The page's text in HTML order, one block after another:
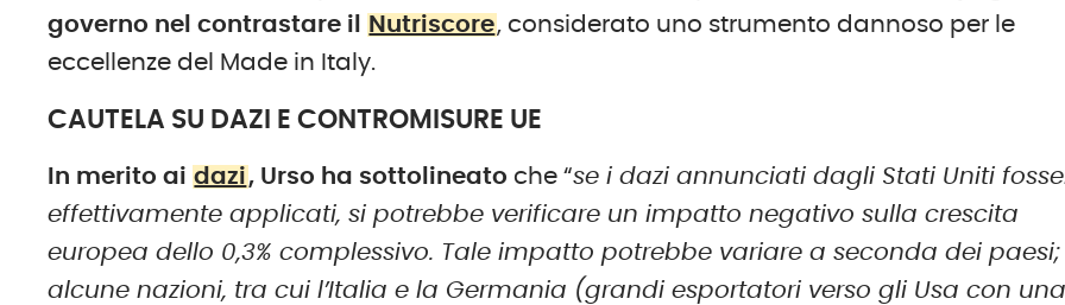
governo nel contrastare il
Nutriscore, considerato uno strumento dannoso per le
eccellenze del Made in Italy.
CAUTELA SU DAZI E CONTROMISURE UE
In merito ai dazi , Urso ha sottolineato che “se i dazi annunciati dagli Stati Uniti
effettivamente applicati, si potrebbe verificare un impatto negativo sulla crescita
europea dello 0,3% complessivo. Tale impatto potrebbe variare a seconda dei paesi;
alcune nazioni, tra cui l’Italia e la Germania (grandi esportatori verso gli Usa con